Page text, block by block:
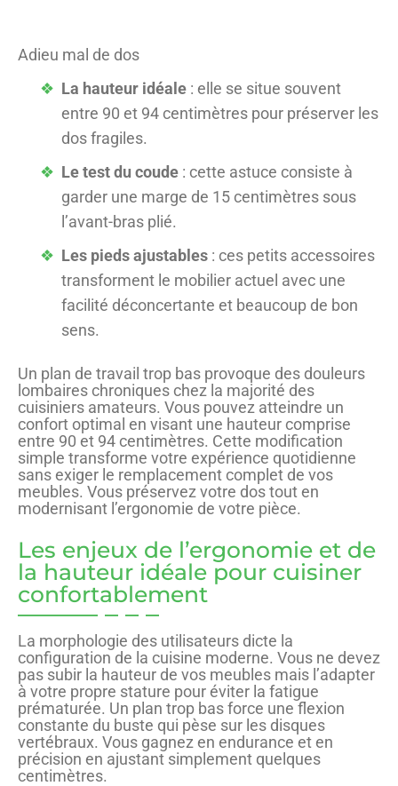
Adieu mal de dos
La hauteur idéale : elle se situe souvent
entre 90 et 94 centimètres pour préserver les
dos fragiles.
Le test du coude : cette astuce consiste à
garder une marge de 15 centimètres sous
l’avant-bras plié.
Les pieds ajustables : ces petits accessoires
transforment le mobilier actuel avec une
facilité déconcertante et beaucoup de bon
sens.
Un plan de travail trop bas provoque des douleurs
lombaires chroniques chez la majorité des
cuisiniers amateurs. Vous pouvez atteindre un
confort optimal en visant une hauteur comprise
entre 90 et 94 centimètres. Cette modification
simple transforme votre expérience quotidienne
sans exiger le remplacement complet de vos
meubles. Vous préservez votre dos tout en
modernisant l’ergonomie de votre pièce.
Les enjeux de l’ergonomie et de
la hauteur idéale pour cuisiner
confortablement
La morphologie des utilisateurs dicte la
configuration de la cuisine moderne. Vous ne devez
pas subir la hauteur de vos meubles mais l’adapter
à votre propre stature pour éviter la fatigue
prématurée. Un plan trop bas force une flexion
constante du buste qui pèse sur les disques
vertébraux. Vous gagnez en endurance et en
précision en ajustant simplement quelques
centimètres.